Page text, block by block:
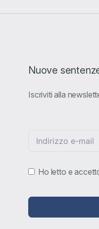
Nuove
Iscriviti alla
Ho letto e